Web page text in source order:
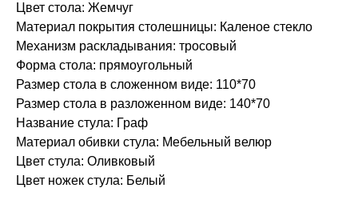
Цвет стола: Жемчуг
Материал покрытия столешницы: Каленое стекло
Механизм раскладывания: тросовый
Форма стола: прямоугольный
Размер стола в сложенном виде: 110*70
Размер стола в разложенном виде: 140*70
Название стула: Граф
Материал обивки стула: Мебельный велюр
Цвет стула: Оливковый
Цвет ножек стула: Белый